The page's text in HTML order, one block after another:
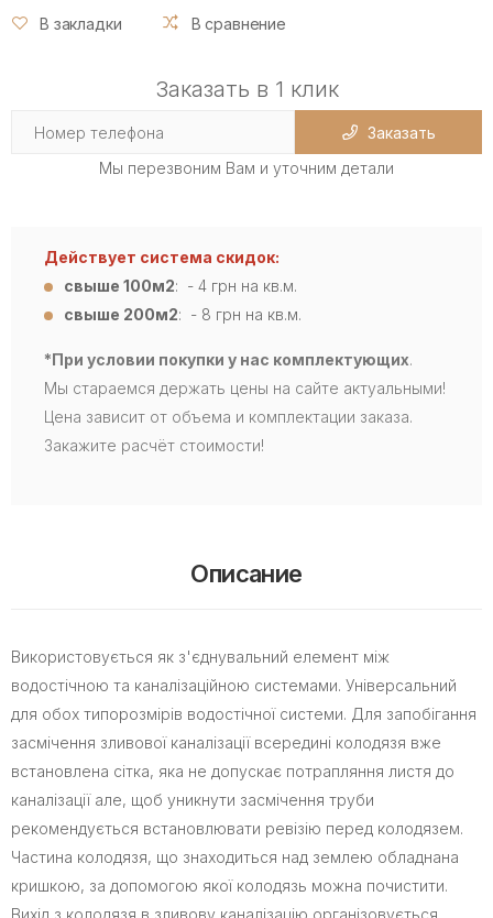
В закладки В сравнение
Заказать в 1 клик
Заказать
Мы перезвоним Вам и уточним детали
Действует система скидок:
свыше 100м2: - 4 грн на кв.м.
свыше 200м2: - 8 грн на кв.м.
*При условии покупки у нас комплектующих.
Мы стараемся держать цены на сайте актуальными!
Цена зависит от объема и комплектации заказа.
Закажите расчёт стоимости!
Описание
Використовується як з'єднувальний елемент між
водостічною та каналізаційною системами. Універсальний
для обох типорозмірів водостічної системи. Для запобігання
засмічення зливової каналізації всередині колодязя вже
встановлена сітка, яка не допускає потрапляння листя до
каналізації але, щоб уникнути засмічення труби
рекомендується встановлювати ревізію перед колодязем.
Частина колодязя, що знаходиться над землею обладнана
кришкою, за допомогою якої колодязь можна почистити.